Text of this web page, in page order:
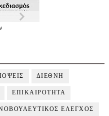
ΔΙΕΘΝΗ
ΕΠΙΚΑΙΡΟΤΗΤΑ
ΕΛΕΓΧΟΣ